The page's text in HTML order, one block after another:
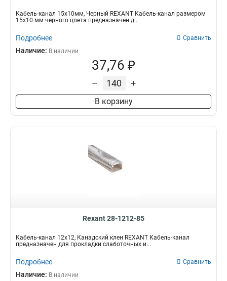
Кабель-канал 15х10мм, Черный REXANT Кабель-канал размером
15х10 мм черного цвета предназначен д...
Подробнее Сравнить
Наличие: В наличии
37,76 ₽
– +
В корзину
Rexant 28-1212-85
Кабель-канал 12x12, Канадский клен REXANT Кабель-канал
предназначен для прокладки слаботочных и...
Подробнее Сравнить
Наличие: В наличии